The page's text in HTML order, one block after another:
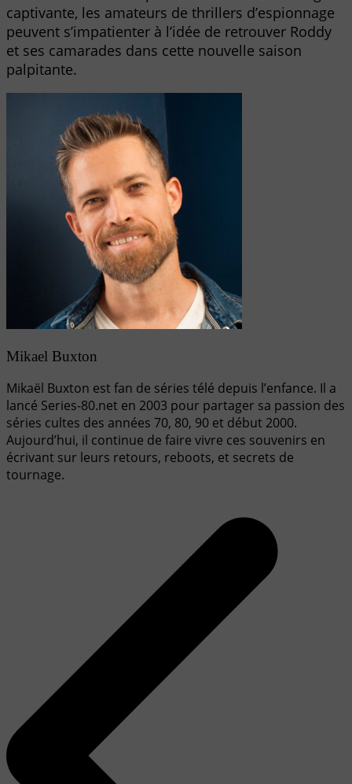
captivante, les amateurs de thrillers d’espionnage
peuvent s’impatienter à l’idée de retrouver Roddy
et ses camarades dans cette nouvelle saison
palpitante.
Mikael Buxton
Mikaël Buxton est fan de séries télé depuis l’enfance. Il a
lancé Series-80.net en 2003 pour partager sa passion des
séries cultes des années 70, 80, 90 et début 2000.
Aujourd’hui, il continue de faire vivre ces souvenirs en
écrivant sur leurs retours, reboots, et secrets de
tournage.